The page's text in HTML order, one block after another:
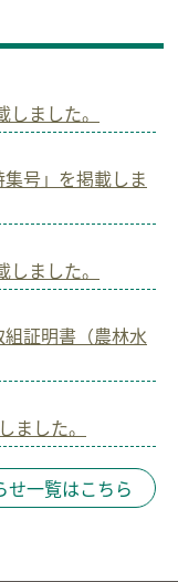
ました。
号」を掲載しま
ました。
組証明書（農林水
ました。
せ一覧はこちら